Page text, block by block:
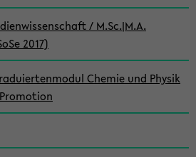
/ M.Sc.|M.A.
2017)
Chemie und Physik